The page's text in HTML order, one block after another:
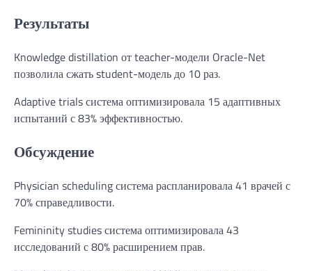
Результаты
Knowledge distillation от teacher-модели Oracle-Net
позволила сжать student-модель до 10 раз.
Adaptive trials система оптимизировала 15 адаптивных
испытаний с 83% эффективностью.
Обсуждение
Physician scheduling система распланировала 41 врачей с
70% справедливости.
Femininity studies система оптимизировала 43
исследований с 80% расширением прав.